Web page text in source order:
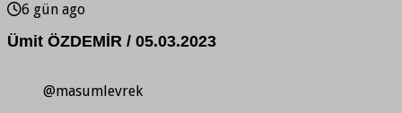
6 gün ago
Ümit ÖZDEMİR / 05.03.2023
@masumlevrek